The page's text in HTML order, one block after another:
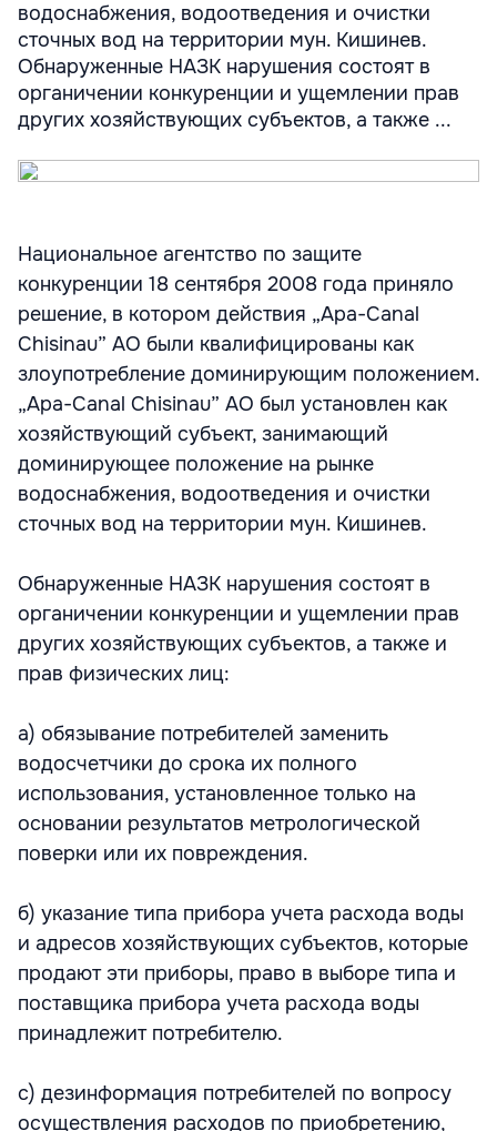
водоснабжения, водоотведения и очистки
сточных вод на территории мун. Кишинев.
Обнаруженные НАЗК нарушения состоят в
органичении конкуренции и ущемлении прав
других хозяйствующих субъектов, а также ...
Национальное агентство по защите
конкуренции 18 сентября 2008 года приняло
решение, в котором действия „Apa-Canal
Chisinau” АО были квалифицированы как
злоупотребление доминирующим положением.
„Apa-Canal Chisinau” АО был установлен как
хозяйствующий субъект, занимающий
доминирующее положение на рынке
водоснабжения, водоотведения и очистки
сточных вод на территории мун. Кишинев.
Обнаруженные НАЗК нарушения состоят в
органичении конкуренции и ущемлении прав
других хозяйствующих субъектов, а также и
прав физических лиц:
а) обязывание потребителей заменить
водосчетчики до срока их полного
использования, установленное только на
основании результатов метрологической
поверки или их повреждения.
б) указание типа прибора учета расхода воды
и адресов хозяйствующих субъектов, которые
продают эти приборы, право в выборе типа и
поставщика прибора учета расхода воды
принадлежит потребителю.
с) дезинформация потребителей по вопросу
осуществления расходов по приобретению,